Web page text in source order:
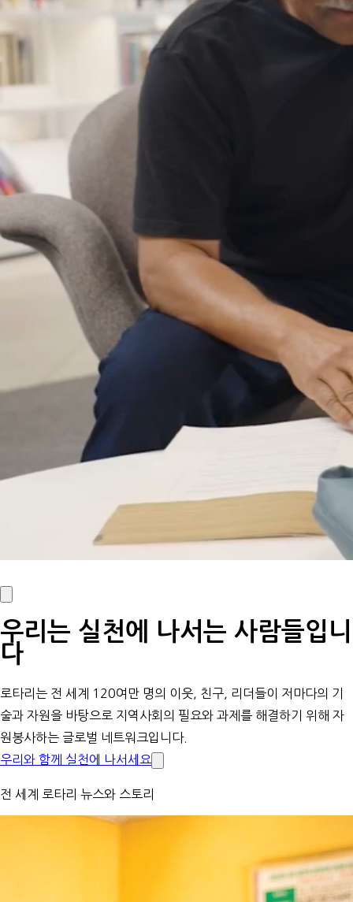
우리는 실천에 나서는 사람들입니
다
로타리는 전 세계 120여만 명의 이웃, 친구, 리더들이 저마다의 기
술과 자원을 바탕으로 지역사회의 필요와 과제를 해결하기 위해 자
원봉사하는 글로벌 네트워크입니다.
우리와 함께 실천에 나서세요
전 세계 로타리 뉴스와 스토리